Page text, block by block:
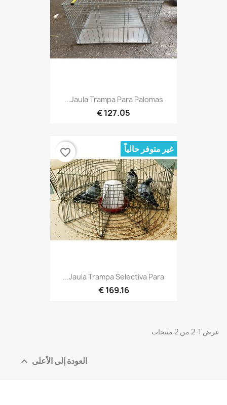
Jaula Trampa Para Palomas...
127.05 €
Jaula Trampa Selectiva Para...
169.16 €
غير متوفر حالياً favorite_border
عرض 1-2 من 2 منتجات
العودة إلى الأعلى 